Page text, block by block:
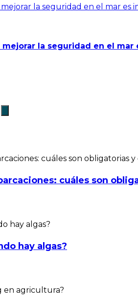
mejorar la seguridad en el mar
cuáles son
hay algas?